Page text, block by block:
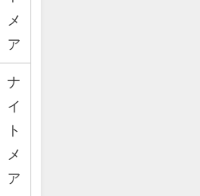
メ
ア
ナ
イ
ト
メ
ア